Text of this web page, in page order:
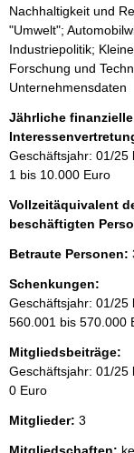
Nachhaltigkeit und
"Umwelt";
Industriepolitik;
Forschung und
Unternehmensdaten
Jährliche
Geschäftsjahr: 01/25
1 bis 10.000 Euro
Vollzeitäquivalent
beschäftigten
Betraute Personen:
Schenkungen:
Geschäftsjahr: 01/25
560.001 bis 570.000
Mitgliedsbeiträge:
Geschäftsjahr: 01/25
0 Euro
Mitglieder: 3
Mitgliedschaften: